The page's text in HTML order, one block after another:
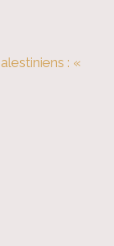
: «